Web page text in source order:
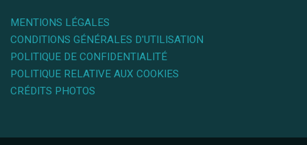
MENTIONS LÉGALES
CONDITIONS GÉNÉRALES D'UTILISATION
POLITIQUE DE CONFIDENTIALITÉ
POLITIQUE RELATIVE AUX COOKIES
CRÉDITS PHOTOS